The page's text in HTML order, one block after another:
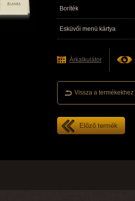
Boríték
Esküvői menü kártya
Árkalkulátor
Vissza a termékekhez
Előző termék